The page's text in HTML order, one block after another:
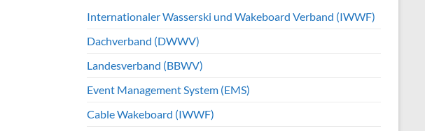
Internationaler Wasserski und Wakeboard Verband (IWWF)
Dachverband (DWWV)
Landesverband (BBWV)
Event Management System (EMS)
Cable Wakeboard (IWWF)